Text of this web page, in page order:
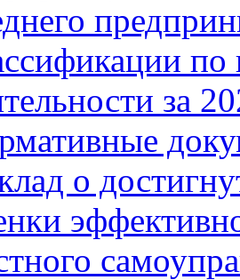
за
о